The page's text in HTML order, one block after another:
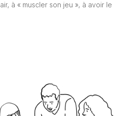
à « muscler son jeu », à avoir le